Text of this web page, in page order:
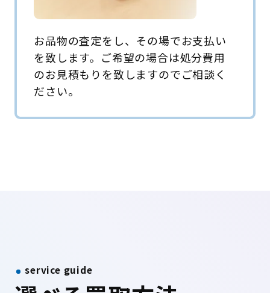
お品物の査定をし、その場でお支払い
を致します。ご希望の場合は処分費用
のお見積もりを致しますのでご相談く
ださい。
service guide